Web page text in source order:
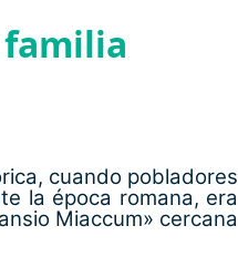
familia
cuando pobladores
la época romana, era
Miaccum» cercana